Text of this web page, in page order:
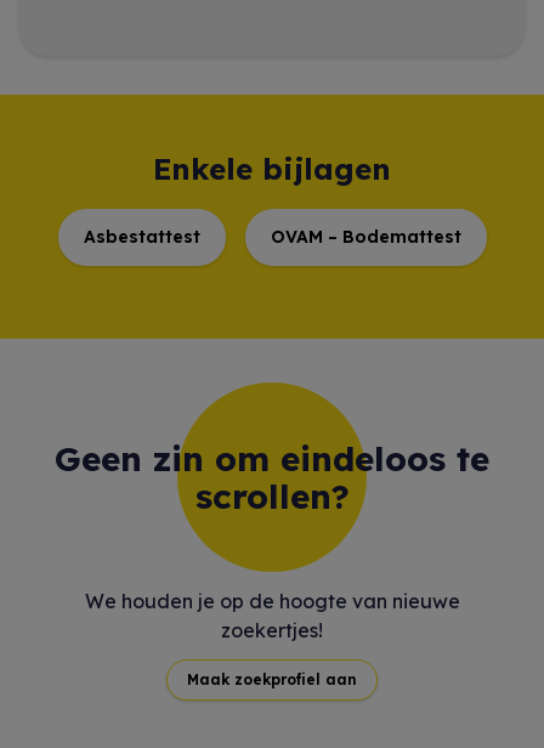
Enkele bijlagen
Asbestattest OVAM – Bodemattest
Geen zin om eindeloos te
scrollen?
We houden je op de hoogte van nieuwe
zoekertjes!
Maak zoekprofiel aan